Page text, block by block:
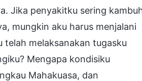
Jika penyakitku sering
mungkin aku harus menjalani
telah melaksanakan tugasku
Mengapa kondisiku
Mahakuasa, dan